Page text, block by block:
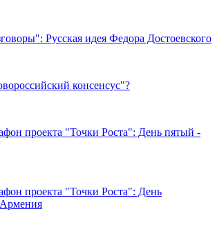
Русская идея Федора Достоевского
консенсус"?
проекта "Точки Роста": День пятый -
проекта "Точки Роста": День